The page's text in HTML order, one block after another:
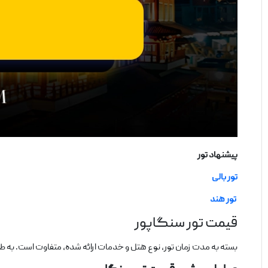
پیشنهاد تور
تور بالی
تور هند
قیمت تور سنگاپور
بسته به مدت زمان تور، نوع هتل و خدمات ارائه شده، متفاوت است. به طور کلی، هزینه